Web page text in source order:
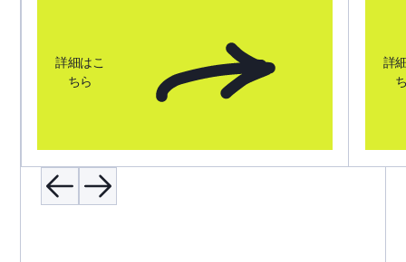
詳細はこ
ちら
詳